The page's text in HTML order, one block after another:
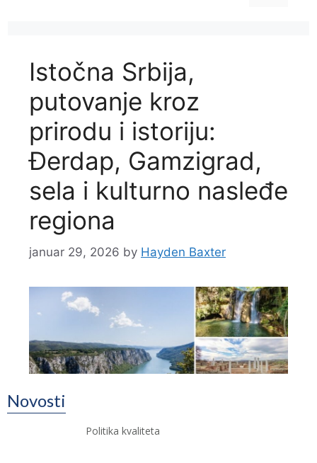
Novosti
Politika kvaliteta